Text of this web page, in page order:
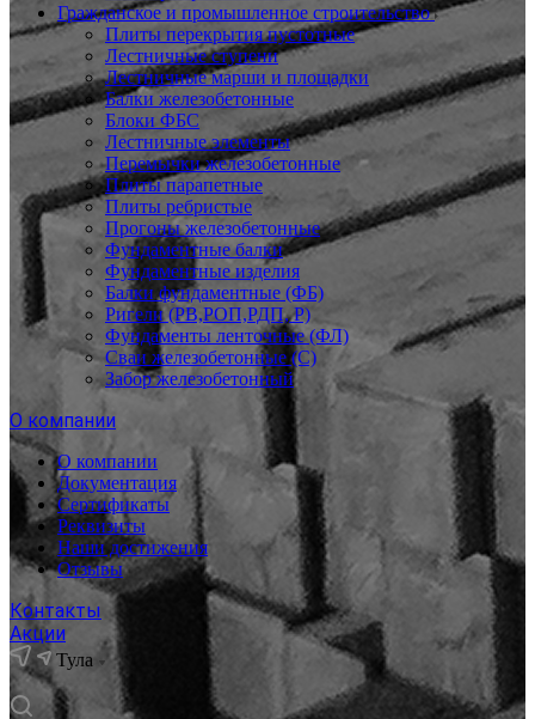
Гражданское и промышленное строительство
Плиты перекрытия пустотные
Лестничные ступени
Лестничные марши и площадки
Балки железобетонные
Блоки ФБС
Лестничные элементы
Перемычки железобетонные
Плиты парапетные
Плиты ребристые
Прогоны железобетонные
Фундаментные балки
Фундаментные изделия
Балки фундаментные (ФБ)
Ригели (РВ,РОП,РДП, Р)
Фундаменты ленточные (ФЛ)
Сваи железобетонные (С)
Забор железобетонный
О компании
О компании
Документация
Сертификаты
Реквизиты
Наши достижения
Отзывы
Контакты
Акции
Тула